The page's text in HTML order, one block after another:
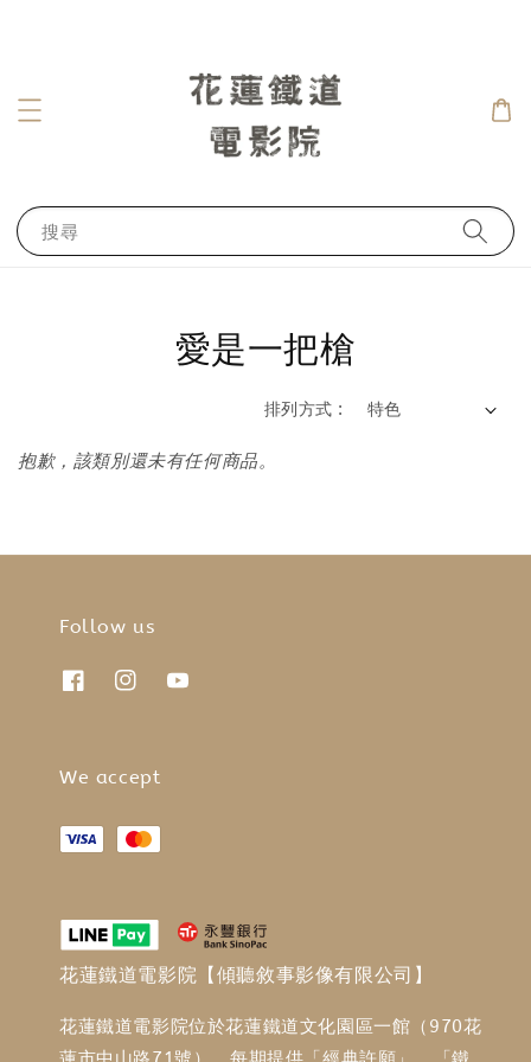
搜尋
愛是一把槍
排列方式 :
抱歉，該類別還未有任何商品。
Follow us
We accept
花蓮鐵道電影院【傾聽敘事影像有限公司】
花蓮鐵道電影院位於花蓮鐵道文化園區一館（970花